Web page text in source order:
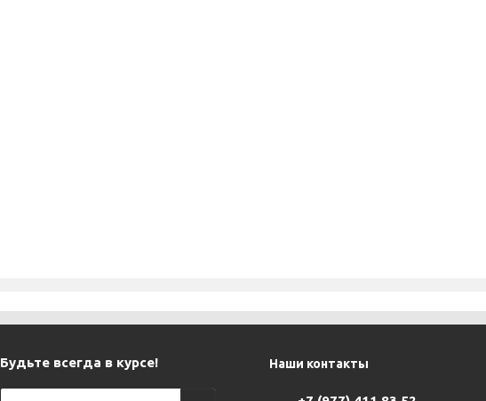
Будьте всегда в курсе! Наши контакты